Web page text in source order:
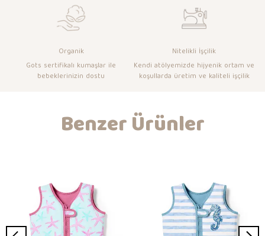
Organik
Gots sertifikalı kumaşlar ile
bebeklerinizin dostu
Nitelikli İşçilik
Kendi atölyemizde hijyenik ortam ve
koşullarda üretim ve kaliteli işçilik
Benzer Ürünler